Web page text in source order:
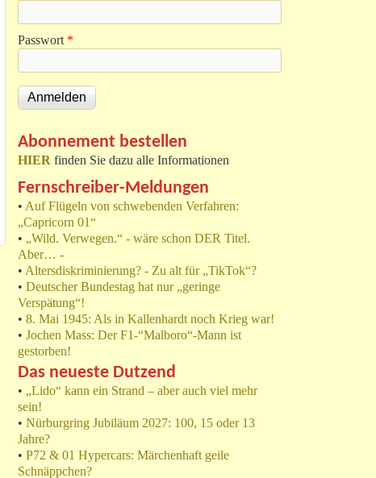
Passwort *
Abonnement bestellen
HIER finden Sie dazu alle Informationen
Fernschreiber-Meldungen
• Auf Flügeln von schwebenden Verfahren:
„Capricorn 01“
• „Wild. Verwegen.“ - wäre schon DER Titel.
Aber… -
• Altersdiskriminierung? - Zu alt für „TikTok“?
• Deutscher Bundestag hat nur „geringe
Verspätung“!
• 8. Mai 1945: Als in Kallenhardt noch Krieg war!
• Jochen Mass: Der F1-“Malboro“-Mann ist
gestorben!
Das neueste Dutzend
• „Lido“ kann ein Strand – aber auch viel mehr
sein!
• Nürburgring Jubiläum 2027: 100, 15 oder 13
Jahre?
• P72 & 01 Hypercars: Märchenhaft geile
Schnäppchen?